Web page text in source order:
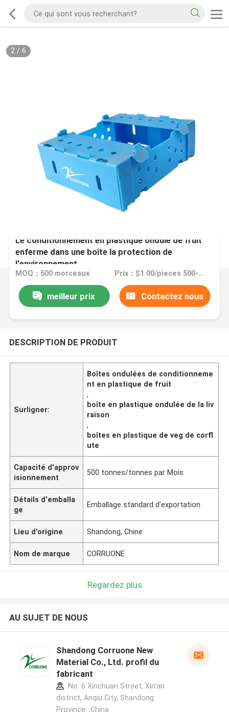
2/ 6
Le conditionnement en plastique ondulé de fruit
enferme dans une boîte la protection de
l'environnement
MOQ：500 morceaux Prix：$1.00/pieces 500-1999 pieces
meilleur prix Contactez nous
DESCRIPTION DE PRODUIT
Surligner:
Boîtes ondulées de conditionneme
nt en plastique de fruit
,
boîte en plastique ondulée de la liv
raison
,
boîtes en plastique de veg de corfl
ute
Capacité d'approv
isionnement
500 tonnes/tonnes par Mois
Détails d'emballa
ge
Emballage standard d'exportation
Lieu d'origine Shandong, Chine
Nom de marque CORRUONE
Regardez plus
AU SUJET DE NOUS
Shandong Corruone New
Material Co., Ltd. profil du
fabricant
No. 6 Xinchuan Street, Xin'an
district, Anqiu City, Shandong
Province. ,China